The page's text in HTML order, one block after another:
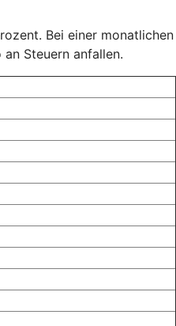
Bei einer monatlichen
Steuern anfallen.